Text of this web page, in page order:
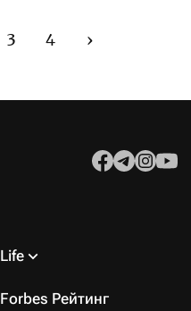
3 4 ›
Life
Forbes Рейтинг